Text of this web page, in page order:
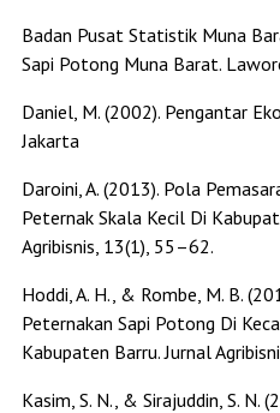
Badan Pusat Statistik Muna
Sapi Potong Muna Barat.
Daniel, M. (2002). Pengantar
Jakarta
Daroini, A. (2013). Pola
Peternak Skala Kecil Di
Agribisnis, 13(1), 55–62.
Hoddi, A. H., & Rombe, M. B.
Peternakan Sapi Potong Di
Kabupaten Barru. Jurnal
Kasim, S. N., & Sirajuddin, S. N.